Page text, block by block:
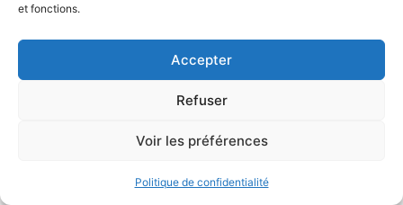
et fonctions.
Accepter
Refuser
Voir les préférences
Politique de confidentialité
sans être vaccinés :
autres patients, notamment ceux qui doivent recevoir
des soins vitaux de dépistage ou de traitement (cancers
etc), et il ne seront soignés que quand de la capacité
• Ils devront rembourser à l’assurance maladie le coût de